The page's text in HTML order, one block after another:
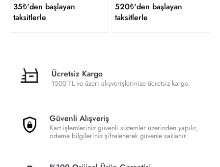
35₺'den başlayan
taksitlerle
520₺'den başlayan
taksitlerle
Ücretsiz Kargo
1500 TL ve üzeri alışverişlerinize ücretsiz kargo.
Güvenli Alışveriş
Kart işlemleriniz güvenli sistemler üzerinden yapılır,
ödeme bilgileriniz şifrelenerek güvenle saklanır.